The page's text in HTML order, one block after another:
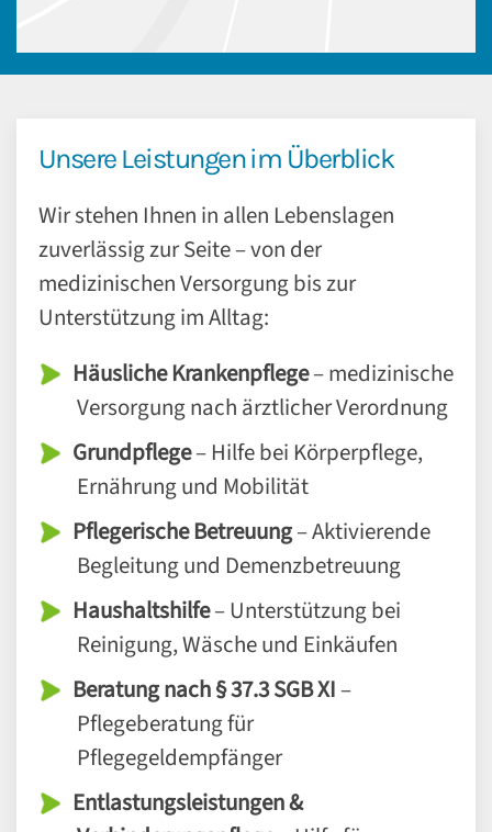
Unsere Leistungen im Überblick
Wir stehen Ihnen in allen Lebenslagen
zuverlässig zur Seite – von der
medizinischen Versorgung bis zur
Unterstützung im Alltag:
Häusliche Krankenpflege– medizinische
Versorgung nach ärztlicher Verordnung
Grundpflege– Hilfe bei Körperpflege,
Ernährung und Mobilität
Pflegerische Betreuung– Aktivierende
Begleitung und Demenzbetreuung
Haushaltshilfe– Unterstützung bei
Reinigung, Wäsche und Einkäufen
Beratung nach § 37.3 SGB XI –
Pflegeberatung für
Pflegegeldempfänger
Entlastungsleistungen &